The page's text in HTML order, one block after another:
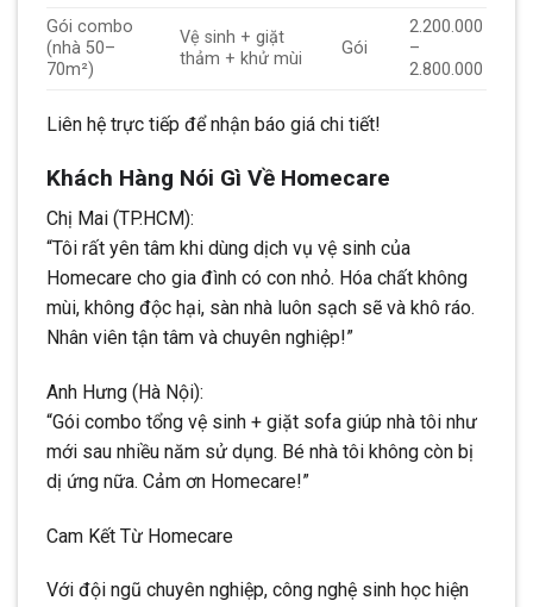
Gói combo
(nhà 50–
70m²)
Vệ sinh + giặt
thảm + khử mùi
Gói
2.200.000
–
2.800.000
Liên hệ trực tiếp để nhận báo giá chi tiết!
Khách Hàng Nói Gì Về Homecare
Chị Mai (TP.HCM):
“Tôi rất yên tâm khi dùng dịch vụ vệ sinh của
Homecare cho gia đình có con nhỏ. Hóa chất không
mùi, không độc hại, sàn nhà luôn sạch sẽ và khô ráo.
Nhân viên tận tâm và chuyên nghiệp!”
Anh Hưng (Hà Nội):
“Gói combo tổng vệ sinh + giặt sofa giúp nhà tôi như
mới sau nhiều năm sử dụng. Bé nhà tôi không còn bị
dị ứng nữa. Cảm ơn Homecare!”
Cam Kết Từ Homecare
Với đội ngũ chuyên nghiệp, công nghệ sinh học hiện